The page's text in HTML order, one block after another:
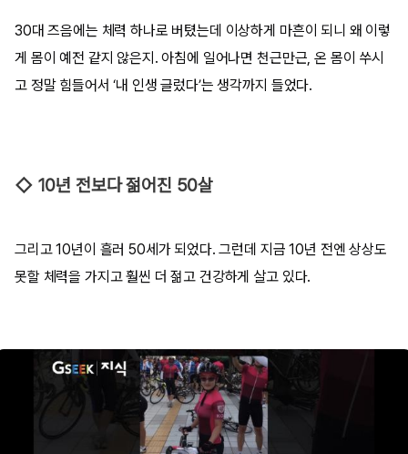
30대 즈음에는 체력 하나로 버텼는데 이상하게 마흔이 되니 왜 이렇
게 몸이 예전 같지 않은지. 아침에 일어나면 천근만근, 온 몸이 쑤시
고 정말 힘들어서 ‘내 인생 글렀다’는 생각까지 들었다.
◇ 10년 전보다 젊어진 50살
그리고 10년이 흘러 50세가 되었다. 그런데 지금 10년 전엔 상상도
못할 체력을 가지고 훨씬 더 젊고 건강하게 살고 있다.